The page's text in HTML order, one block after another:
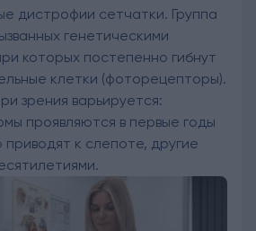
дистрофии сетчатки. Группа
генетическими
которых постепенно гибнут
клетки (фоторецепторы).
зрения варьируется:
проявляются в первые годы
приводят к слепоте, другие